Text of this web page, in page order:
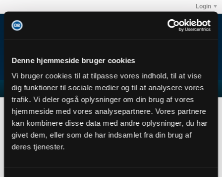
Denne hjemmeside bruger cookies
Vi bruger cookies til at tilpasse vores indhold, til at vise
dig funktioner til sociale medier og til at analysere vores
trafik. Vi deler også oplysninger om din brug af vores
hjemmeside med vores analysepartnere. Vores partnere
kan kombinere disse data med andre oplysninger, du har
givet dem, eller som de har indsamlet fra din brug af
deres tjenester.
Login
OB Zurich
User Profile
OB Zurich
Member